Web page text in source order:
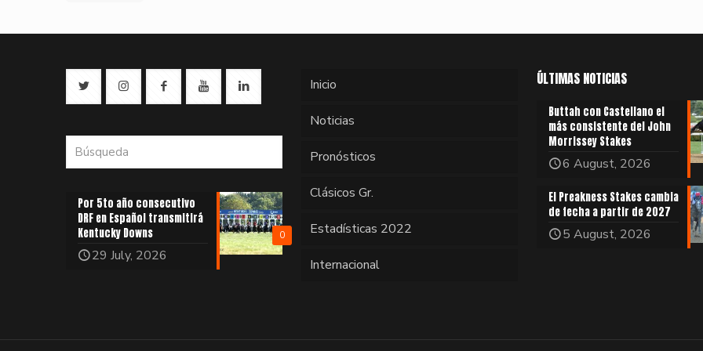
0
Por 5to año consecutivo
DRF en Español transmitirá
Kentucky Downs
29 July, 2026
Inicio
Noticias
Pronósticos
Clásicos Gr.
Estadísticas 2022
Internacional
ÚLTIMAS NOTICIAS
Buttah con Castellano el
más consistente del John
Morrissey Stakes
6 August, 2026
El Preakness Stakes cambia
de fecha a partir de 2027
5 August, 2026